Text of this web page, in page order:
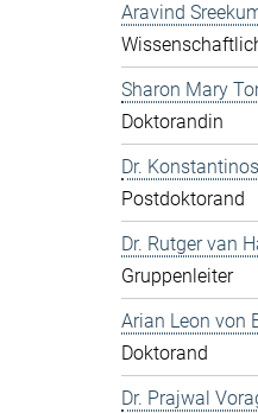
Aravind
Sharon Mary
Doktorandin
Dr.
Postdoktorand
Dr. Rutger van
Gruppenleiter
Arian Leon von
Doktorand
Dr. Prajwal